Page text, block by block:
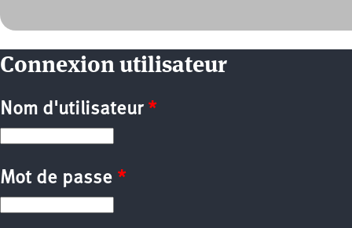
Connexion utilisateur
Nom d'utilisateur *
Mot de passe *